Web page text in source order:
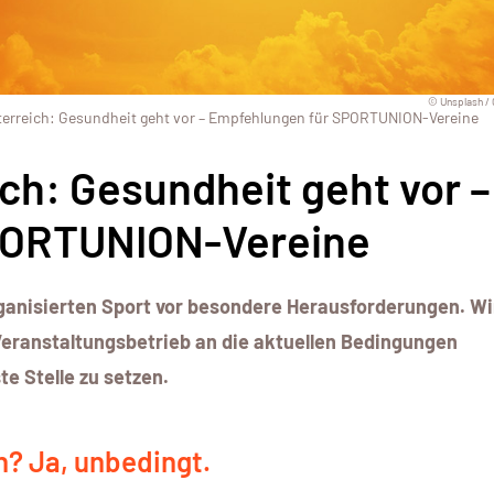
© Unsplash /
Gesundheit geht vor – Empfehlungen für SPORTUNION-Vereine
Gesundheit geht vor –
Vereine
Sport vor besondere Herausforderungen.
an die aktuellen Bedingungen
Stelle zu setzen.
Ja, unbedingt.